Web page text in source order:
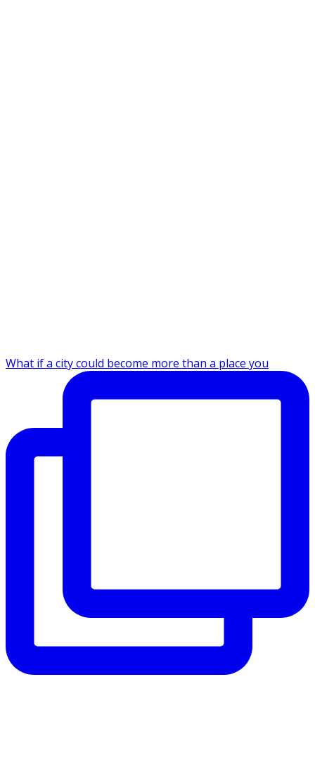
What if a city could become more than a place you